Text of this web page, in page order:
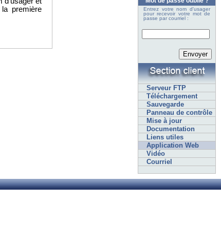
première
Entrez votre nom d'usager
pour recevoir votre mot de
passe par courriel :
Serveur FTP
Téléchargement
Sauvegarde
Panneau de contrôle
Mise à jour
Documentation
Liens utiles
Application Web
Vidéo
Courriel